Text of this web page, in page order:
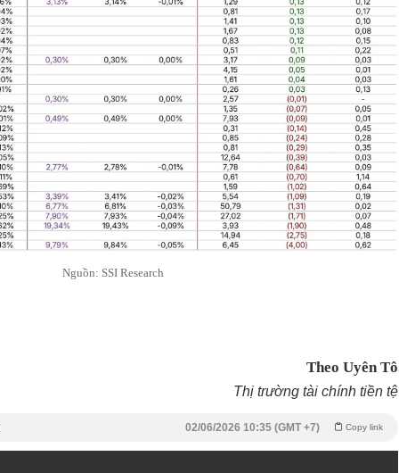
Nguồn: SSI Research
Theo Uyên Tô
Thị trường tài chính tiền tệ
Copy link
02/06/2026 10:35 (GMT +7)